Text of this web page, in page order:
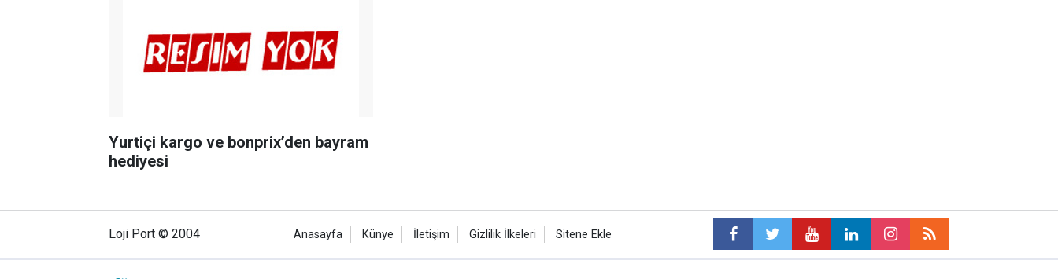
Yurtiçi kargo ve bonprix’den bayram
hediyesi
Loji Port © 2004 Anasayfa Künye İletişim Gizlilik İlkeleri Sitene Ekle